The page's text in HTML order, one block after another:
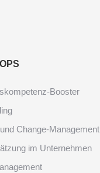
Booster
Change-Management
im Unternehmen